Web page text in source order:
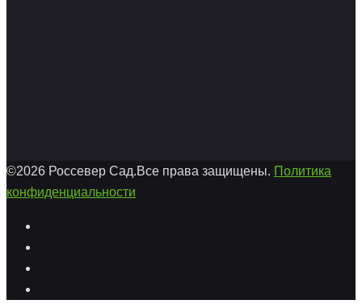
©2026 Россевер Сад.Все права защищены. Политика
конфиденциальности